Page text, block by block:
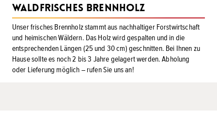
Waldfrisches Brennholz
Unser frisches Brennholz stammt aus nachhaltiger Forstwirtschaft
und heimischen Wäldern. Das Holz wird gespalten und in die
entsprechenden Längen (25 und 30 cm) geschnitten. Bei Ihnen zu
Hause sollte es noch 2 bis 3 Jahre gelagert werden. Abholung
oder Lieferung möglich – rufen Sie uns an!